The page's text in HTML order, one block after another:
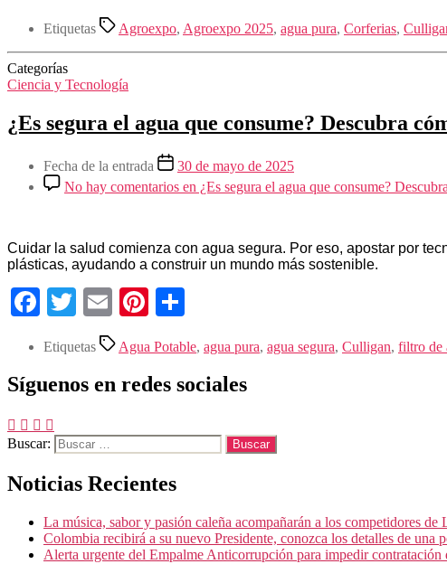
Etiquetas Agroexpo, Agroexpo 2025, agua pura, Corferias,
Categorías
Ciencia y Tecnología
¿Es segura el agua que consume? Descubra
Fecha de la entrada
30 de mayo de 2025
No hay comentarios en ¿Es segura el agua que consume?
Cuidar la salud comienza con agua segura. Por eso, apostar por
plásticas, ayudando a construir un mundo más sostenible.
Facebook
Twitter
EmailPinterest
Etiquetas Agua Potable, agua pura, agua segura, Culligan, filtro de
Síguenos en redes sociales
Buscar:
Noticias Recientes
La música, sabor y pasión caleña acompañarán a los competidores
Colombia recibirá a su nuevo Presidente, conozca los detalles de una
Alerta urgente del Empalme Anticorrupción para impedir